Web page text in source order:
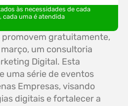
às necessidades de cada
cada uma é atendida
promovem gratuitamente,
um consultoria
Digital. Esta
uma série de eventos
Empresas, visando
digitais e fortalecer a